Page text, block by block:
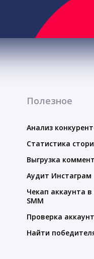
Полезное
Анализ
Статистика
Выгрузка
Аудит Инстаграм
Чекап аккаунта
SMM
Проверка
Найти